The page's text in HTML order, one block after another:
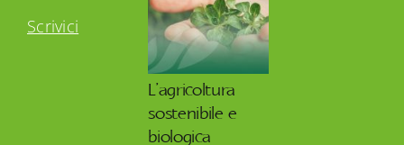
Scrivici
L’agricoltura
sostenibile e
biologica